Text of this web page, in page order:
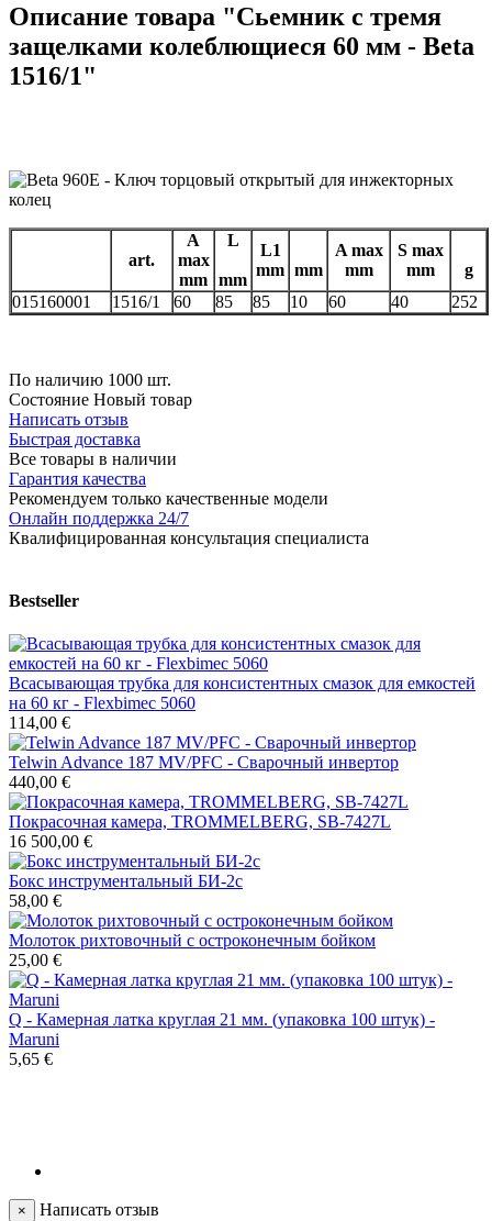
Описание товара "Сьемник с тремя
защелками колеблющиеся 60 мм - Beta
1516/1"
art.
A
max
mm
L
mm
L1
mm mm
A max
mm
S max
mm
g
015160001
1516/1 60 85 85 10 60 40 252
По наличию 1000 шт.
Состояние Новый товар
Написать отзыв
Быстрая доставка
Все товары в наличии
Гарантия качества
Рекомендуем только качественные модели
Онлайн поддержка 24/7
Квалифицированная консультация специалиста
Bestseller
Всасывающая трубка для консистентных смазок для емкостей
на 60 кг - Flexbimec 5060
114,00 €
Telwin Advance 187 MV/PFC - Сварочный инвертор
440,00 €
Покрасочная камера, TROMMELBERG, SB-7427L
16 500,00 €
Бокс инструментальный БИ-2с
58,00 €
Молоток рихтовочный с остроконечным бойком
25,00 €
Q - Камерная латка круглая 21 мм. (упаковка 100 штук) -
Maruni
5,65 €
× Написать отзыв